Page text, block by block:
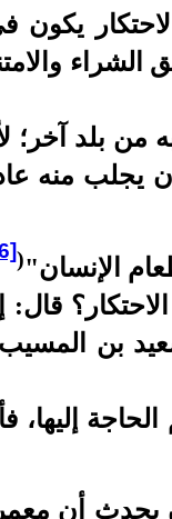
يكون
من بلد آخر؛
يجلب منه
الإنسان"(
قال:
بن
الحاجة إليها،
يحدث أن